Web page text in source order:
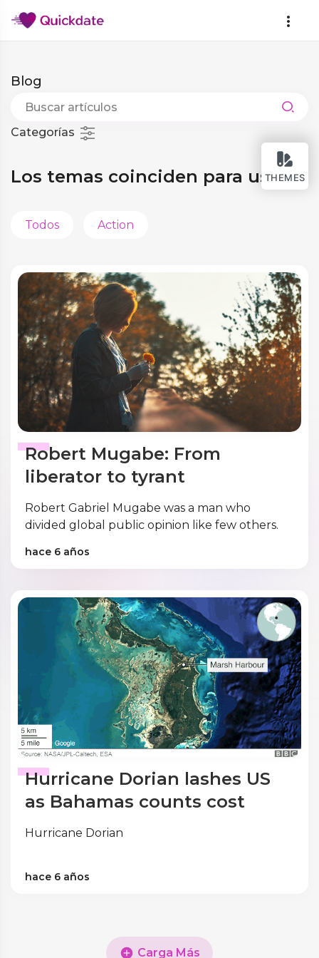
THEMES
Blog
Categorías
Los temas coinciden para usted
Todos Action
Robert Mugabe: From
liberator to tyrant
Robert Gabriel Mugabe was a man who
divided global public opinion like few others.
hace 6 años
Hurricane Dorian lashes US
as Bahamas counts cost
Hurricane Dorian
hace 6 años
Carga Más